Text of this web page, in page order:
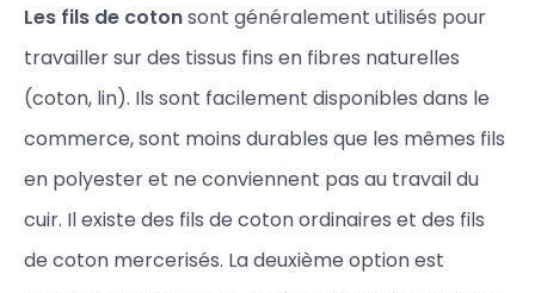
Les fils de cotonsont généralement utilisés pour
travailler sur des tissus fins en fibres naturelles
(coton, lin). Ils sont facilement disponibles dans le
commerce, sont moins durables que les mêmes fils
en polyester et ne conviennent pas au travail du
cuir. Il existe des fils de coton ordinaires et des fils
de coton mercerisés. La deuxième option est